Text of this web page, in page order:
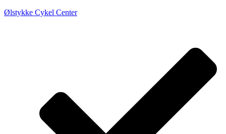
Ølstykke Cykel Center